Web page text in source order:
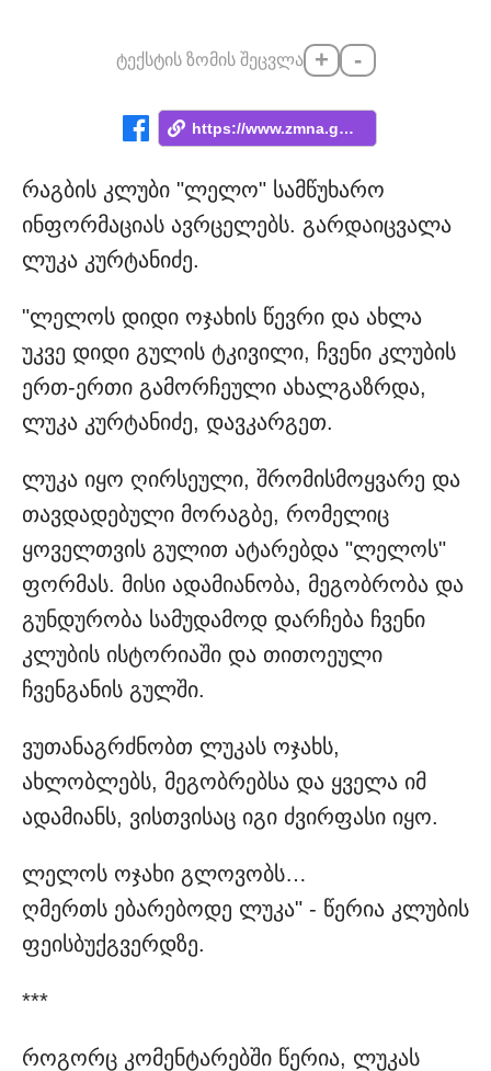
ტექსტის ზომის შეცვლა + -
https://www.zmna.ge/news/nateli-daadges-...
რაგბის კლუბი "ლელო" სამწუხარო
ინფორმაციას ავრცელებს. გარდაიცვალა
ლუკა კურტანიძე.
"ლელოს დიდი ოჯახის წევრი და ახლა
უკვე დიდი გულის ტკივილი, ჩვენი კლუბის
ერთ-ერთი გამორჩეული ახალგაზრდა,
ლუკა კურტანიძე, დავკარგეთ.
ლუკა იყო ღირსეული, შრომისმოყვარე და
თავდადებული მორაგბე, რომელიც
ყოველთვის გულით ატარებდა "ლელოს"
ფორმას. მისი ადამიანობა, მეგობრობა და
გუნდურობა სამუდამოდ დარჩება ჩვენი
კლუბის ისტორიაში და თითოეული
ჩვენგანის გულში.
ვუთანაგრძნობთ ლუკას ოჯახს,
ახლობლებს, მეგობრებსა და ყველა იმ
ადამიანს, ვისთვისაც იგი ძვირფასი იყო.
ლელოს ოჯახი გლოვობს…
ღმერთს ებარებოდე ლუკა" - წერია კლუბის
ფეისბუქგვერდზე.
***
როგორც კომენტარებში წერია, ლუკას